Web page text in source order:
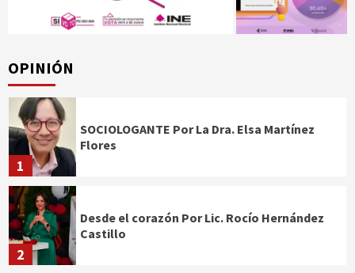
OPINIÓN
1
SOCIOLOGANTE Por La Dra. Elsa Martínez
Flores
2
Desde el corazón Por Lic. Rocío Hernández
Castillo